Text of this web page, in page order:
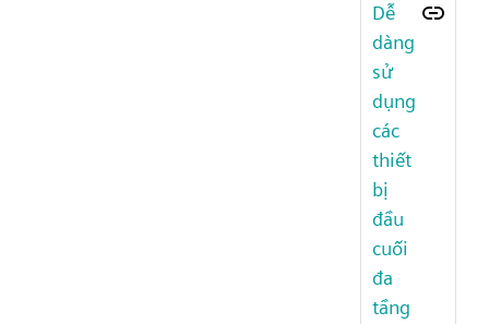
Dễ
dàng
sử
dụng
các
thiết
bị
đầu
cuối
đa
tầng